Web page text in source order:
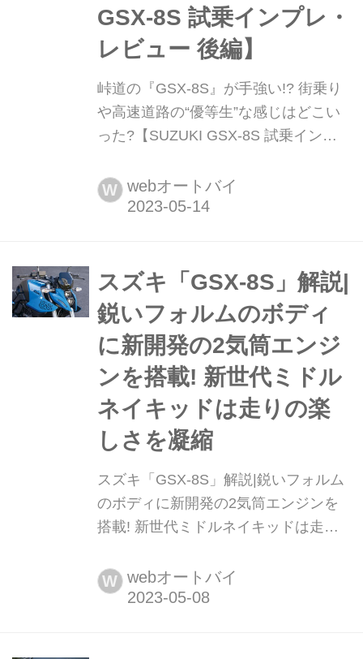
GSX-8S 試乗インプレ・
レビュー 後編】
峠道の『GSX-8S』が手強い!? 街乗り
や高速道路の“優等生”な感じはどこい
った?【SUZUKI GSX-8S 試乗インプ
心感の塊だったGSX-8Sですが、そこ
はスズキの新型。やっぱりひと筋縄で
W webオートバイ
スズキ「GSX-8S」解説|
鋭いフォルムのボディ
に新開発の2気筒エンジ
ンを搭載! 新世代ミドル
ネイキッドは走りの楽
しさを凝縮
スズキ「GSX-8S」解説|鋭いフォルム
のボディに新開発の2気筒エンジンを
搭載! 新世代ミドルネイキッドは走り
徴 SUZUKI GSX-8S 総排気量:775cc エ
ンジン形式:水冷4ストDOHC4バルブ並
W webオートバイ